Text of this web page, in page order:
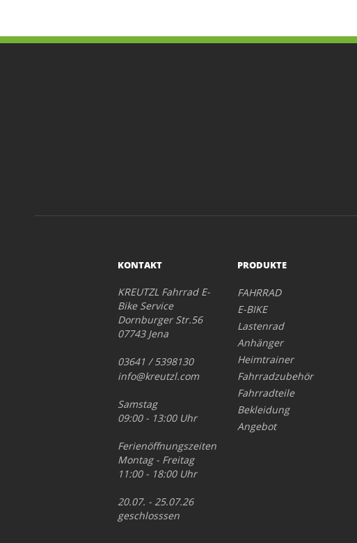
KONTAKT
KREUTZL Fahrrad E-
Bike Service
Dornburger Str.56
07743 Jena
03641 / 5398130
info@kreutzl.com
Samstag
09:00 - 13:00 Uhr
Ferienöffnungszeiten
Montag - Freitag
11:00 - 18:00 Uhr
20.07. - 25.07.26
geschlosssen
PRODUKTE
FAHRRAD
E-BIKE
Lastenrad
Anhänger
Heimtrainer
Fahrradzubehör
Fahrradteile
Bekleidung
Angebot